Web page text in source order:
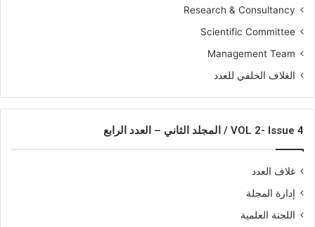
Research & Consultancy
Scientific Committee
Management Team
الغلاف الخلفي للعدد
VOL 2- Issue 4 / المجلد الثاني – العدد الرابع
غلاف العدد
إدارة المجلة
اللجنة العلمية